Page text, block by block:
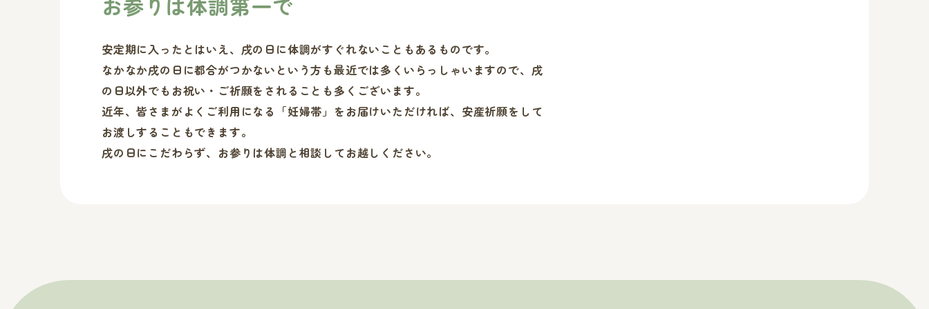
安定期に入ったとはいえ、戌の日に体調がすぐれないこともあるものです。
なかなか戌の日に都合がつかないという方も最近では多くいらっしゃいますので、戌
の日以外でもお祝い・ご祈願をされることも多くございます。
近年、皆さまがよくご利用になる「妊婦帯」をお届けいただければ、安産祈願をして
お渡しすることもできます。
戌の日にこだわらず、お参りは体調と相談してお越しください。